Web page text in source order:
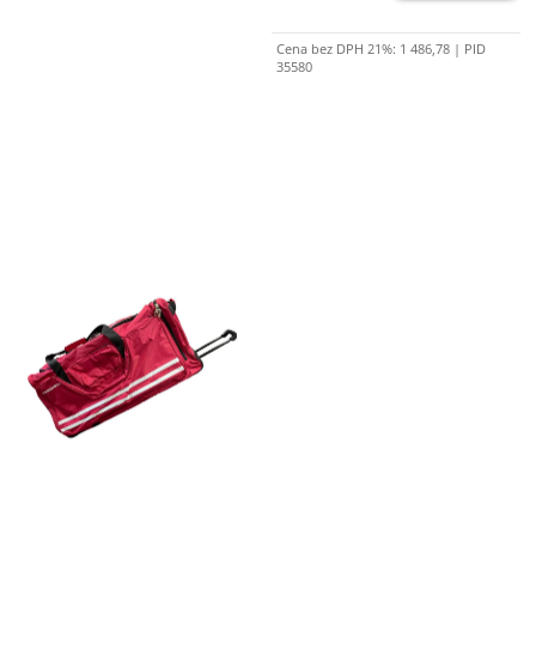
Cena bez DPH 21%: 1 486,78| PID
35580